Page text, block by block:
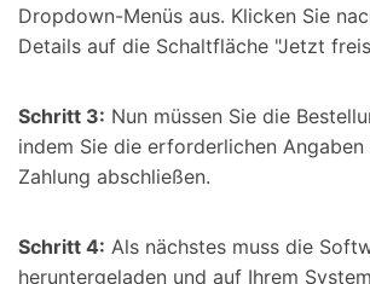
Dropdown-Menüs aus. Klicken Sie
Details auf die Schaltfläche "Jetzt
Schritt 3: Nun müssen Sie die
indem Sie die erforderlichen
Zahlung abschließen.
Schritt 4: Als nächstes muss die
heruntergeladen und auf Ihrem